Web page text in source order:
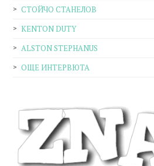
СТОЙЧО СТАНЕЛОВ
KENTON DUTY
ALSTON STEPHANUS
ОЩЕ ИНТЕРВЮТА